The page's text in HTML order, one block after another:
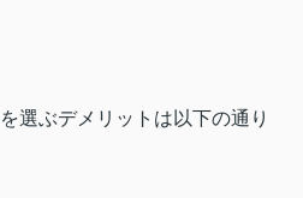
選ぶデメリットは以下の通り